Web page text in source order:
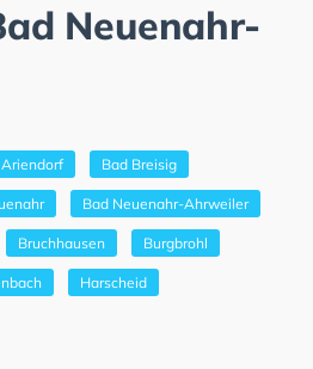
Neuenahr-
Ariendorf Bad Breisig
Bad Neuenahr-Ahrweiler
Bruchhausen Burgbrohl
Harscheid